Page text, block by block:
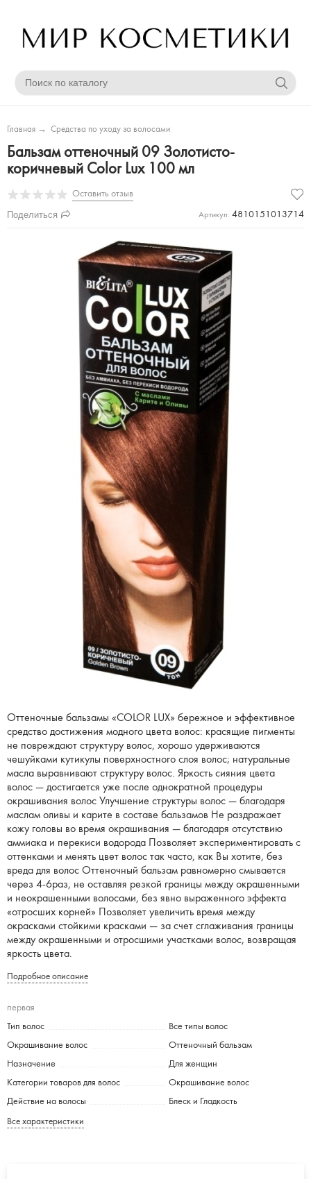
Главная → Средства по уходу за волосами
Бальзам оттеночный 09 Золотисто-
коричневый Color Lux 100 мл
Оставить отзыв
Поделиться Артикул: 4810151013714
Оттеночные бальзамы «COLOR LUX» бережное и эффективное
средство достижения модного цвета волос: красящие пигменты
не повреждают структуру волос, хорошо удерживаются
чешуйками кутикулы поверхностного слоя волос; натуральные
масла выравнивают структуру волос. Яркость сияния цвета
волос — достигается уже после однократной процедуры
окрашивания волос Улучшение структуры волос — благодаря
маслам оливы и карите в составе бальзамов Не раздражает
кожу головы во время окрашивания — благодаря отсутствию
аммиака и перекиси водорода Позволяет экспериментировать с
оттенками и менять цвет волос так часто, как Вы хотите, без
вреда для волос Оттеночный бальзам равномерно смывается
через 4-6раз, не оставляя резкой границы между окрашенными
и неокрашенными волосами, без явно выраженного эффекта
«отросших корней» Позволяет увеличить время между
окрасками стойкими красками — за счет сглаживания границы
между окрашенными и отросшими участками волос, возвращая
яркость цвета.
Подробное описание
первая
Тип волос Все типы волос
Окрашивание волос Оттеночный бальзам
Назначение Для женщин
Категории товаров для волос Окрашивание волос
Действие на волосы Блеск и Гладкость
Все характеристики